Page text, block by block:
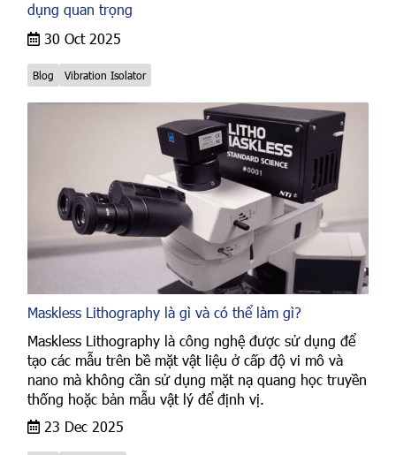
dụng quan trọng
30 Oct 2025
Blog Vibration Isolator
Maskless Lithography là gì và có thể làm gì?
Maskless Lithography là công nghệ được sử dụng để
tạo các mẫu trên bề mặt vật liệu ở cấp độ vi mô và
nano mà không cần sử dụng mặt nạ quang học truyền
thống hoặc bản mẫu vật lý để định vị.
23 Dec 2025